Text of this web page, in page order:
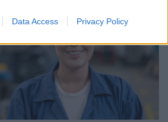
Data Access Privacy Policy